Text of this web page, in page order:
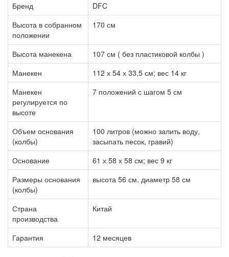
Бренд
DFC
Высота в собранном
положении
170 см
Высота манекена
107 см ( без пластиковой колбы )
Манекен
112 х 54 х 33,5 см; вес 14 кг
Манекен
регулируется по
высоте
7 положений с шагом 5 см
Объем основания
(колбы)
100 литров (можно залить воду,
засыпать песок, гравий)
Основание
61 х 58 х 58 см; вес 9 кг
Размеры основания
(колбы)
высота 56 см, диаметр 58 см
Страна
производства
Китай
Гарантия 12 месяцев